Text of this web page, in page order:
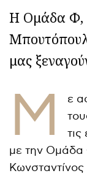
Η Ομάδα Φ,
μας
Μ
ε
με την Ομάδα